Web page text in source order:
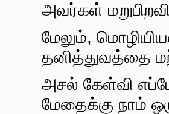
அவர்கள்
மேலும்,
தனித்துவத்தை
அசல் கேள்வி
மேதைக்கு நாம்